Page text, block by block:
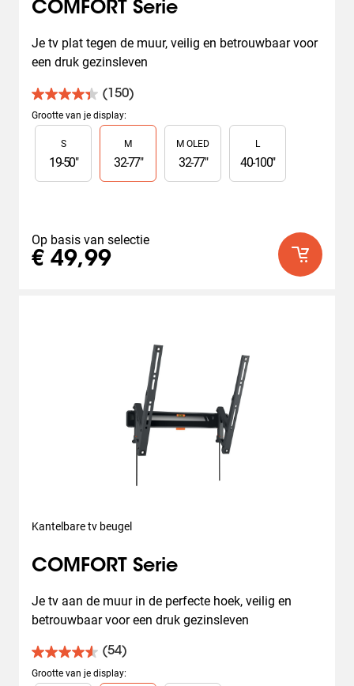
COMFORT Serie
Je tv plat tegen de muur, veilig en betrouwbaar voor
een druk gezinsleven
(150)
4.4
van
de
sterren.
150
Grootte van je display:
Slide 1 of 4
S
19-50"
M
32-77"
M OLED
32-77"
L
40-100"
Op basis van selectie
€ 49,99
Kantelbare tv beugel
COMFORT Serie
Je tv aan de muur in de perfecte hoek, veilig en
betrouwbaar voor een druk gezinsleven
(54)
4.6
van
Grootte van je display: